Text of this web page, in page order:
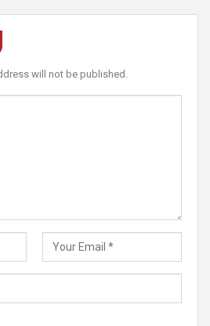
will not be published.